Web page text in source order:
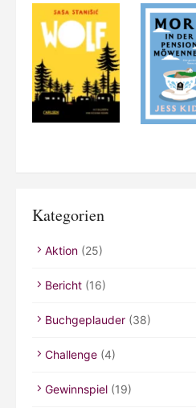
Kategorien
Aktion (25)
Bericht (16)
Buchgeplauder (38)
Challenge (4)
Gewinnspiel (19)